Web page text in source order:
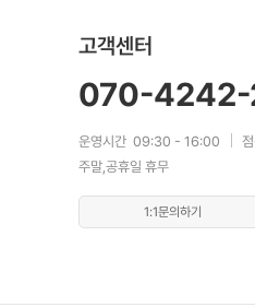
고객센터
070-
운영시간 09:30 - 16:00
주말,공휴일 휴무
1:1문의하기